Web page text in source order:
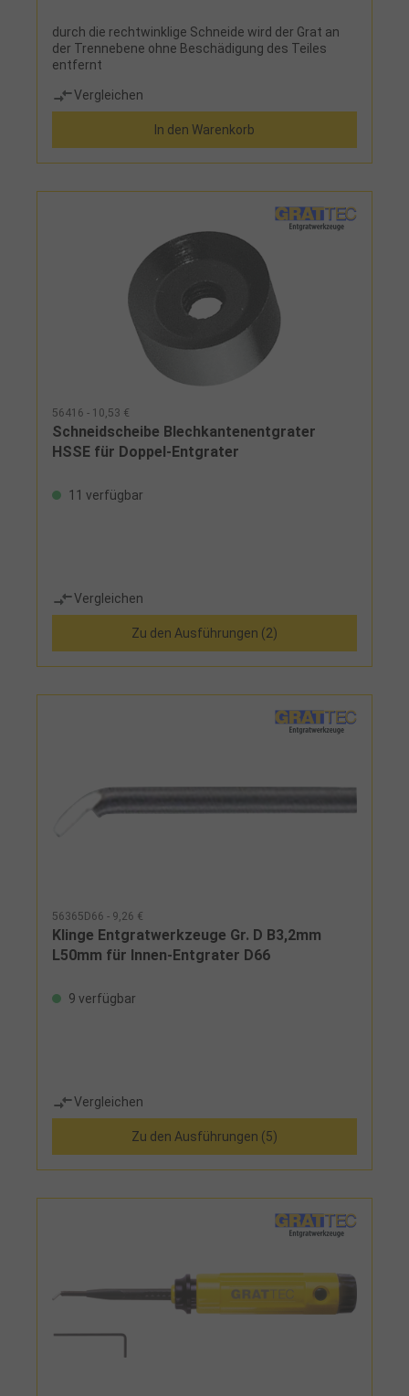
durch die rechtwinklige Schneide wird der Grat an
der Trennebene ohne Beschädigung des Teiles
entfernt
Vergleichen
In den Warenkorb
56416 - 10,53 €
Schneidscheibe Blechkantenentgrater
HSSE für Doppel-Entgrater
11 verfügbar
Vergleichen
Zu den Ausführungen (2)
56365D66 - 9,26 €
Klinge Entgratwerkzeuge Gr. D B3,2mm
L50mm für Innen-Entgrater D66
9 verfügbar
Vergleichen
Zu den Ausführungen (5)